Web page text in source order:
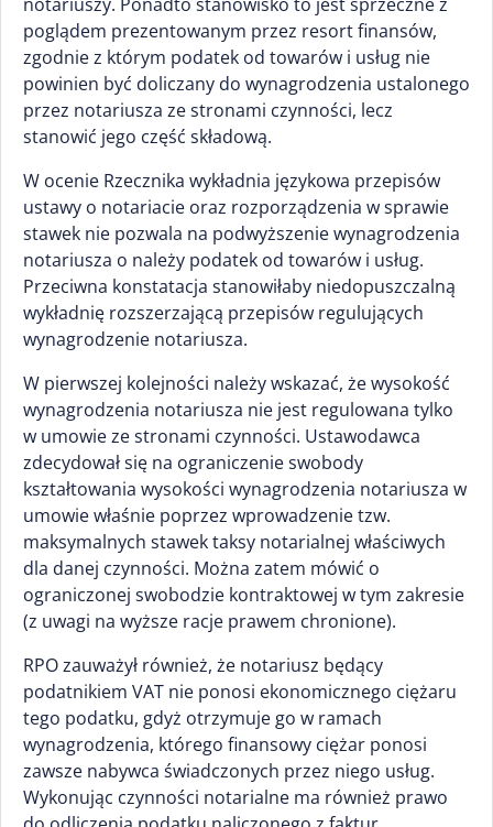
poglądem prezentowanym przez resort finansów,
zgodnie z którym podatek od towarów i usług nie
powinien być doliczany do wynagrodzenia ustalonego
przez notariusza ze stronami czynności, lecz
stanowić jego część składową.
W ocenie Rzecznika wykładnia językowa przepisów
ustawy o notariacie oraz rozporządzenia w sprawie
stawek nie pozwala na podwyższenie wynagrodzenia
notariusza o należy podatek od towarów i usług.
Przeciwna konstatacja stanowiłaby niedopuszczalną
wykładnię rozszerzającą przepisów regulujących
wynagrodzenie notariusza.
W pierwszej kolejności należy wskazać, że wysokość
wynagrodzenia notariusza nie jest regulowana tylko
w umowie ze stronami czynności. Ustawodawca
zdecydował się na ograniczenie swobody
kształtowania wysokości wynagrodzenia notariusza w
umowie właśnie poprzez wprowadzenie tzw.
maksymalnych stawek taksy notarialnej właściwych
dla danej czynności. Można zatem mówić o
ograniczonej swobodzie kontraktowej w tym zakresie
(z uwagi na wyższe racje prawem chronione).
RPO zauważył również, że notariusz będący
podatnikiem VAT nie ponosi ekonomicznego ciężaru
tego podatku, gdyż otrzymuje go w ramach
wynagrodzenia, którego finansowy ciężar ponosi
zawsze nabywca świadczonych przez niego usług.
Wykonując czynności notarialne ma również prawo